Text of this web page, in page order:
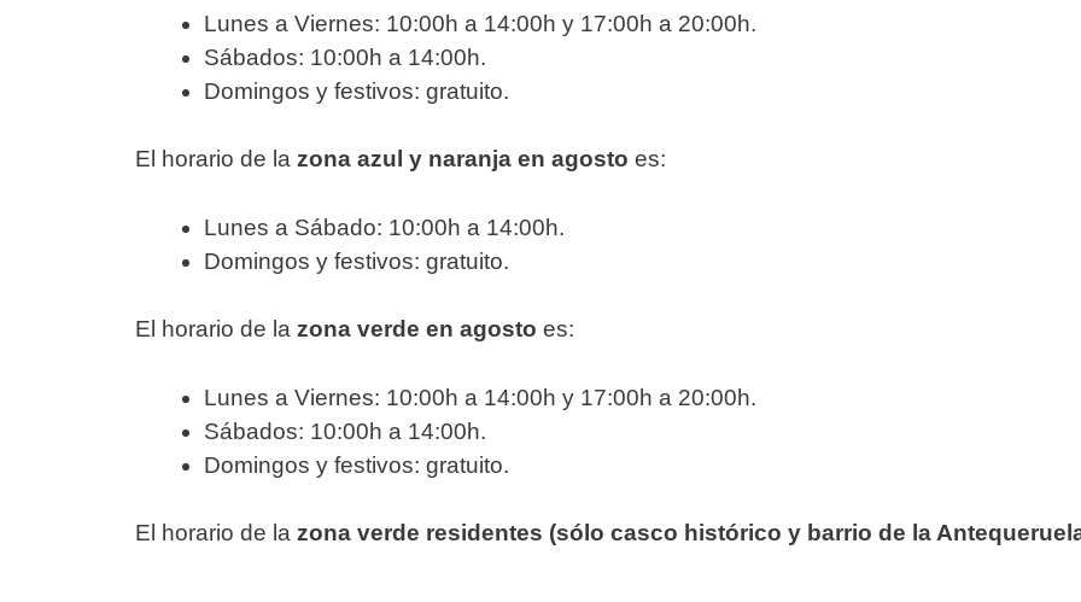
Lunes a Viernes: 10:00h a 14:00h y 17:00h a 20:00h.
Sábados: 10:00h a 14:00h.
Domingos y festivos: gratuito.
El horario de la zona azul y naranja en agosto es:
Lunes a Sábado: 10:00h a 14:00h.
Domingos y festivos: gratuito.
El horario de la zona verde en agosto es:
Lunes a Viernes: 10:00h a 14:00h y 17:00h a 20:00h.
Sábados: 10:00h a 14:00h.
Domingos y festivos: gratuito.
El horario de la zona verde residentes (sólo casco histórico y barrio de la